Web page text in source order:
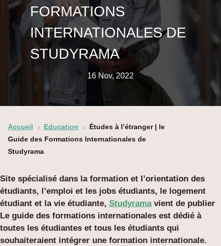
FORMATIONS
INTERNATIONALES DE
STUDYRAMA
16 Nov, 2022
Accueil 5 Education 5
Études à l’étranger | le
Guide des Formations Internationales de
Studyrama
Site spécialisé dans la formation et l’orientation des
étudiants, l’emploi et les jobs étudiants, le logement
étudiant et la vie étudiante, Studyramavient de publier
Le guide des formations internationales est dédié à
toutes les étudiantes et tous les étudiants qui
souhaiteraient intégrer une formation internationale.